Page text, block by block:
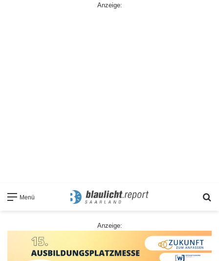
Anzeige:
Menü
Anzeige: